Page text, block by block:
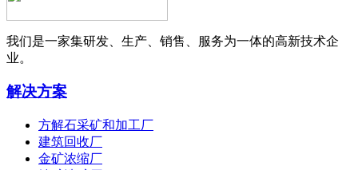
我们是一家集研发、生产、销售、服务为一体的高新技术企
业。
解决方案
方解石采矿和加工厂
建筑回收厂
金矿浓缩厂